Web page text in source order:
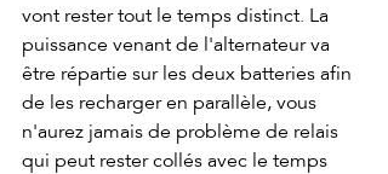
vont rester tout le temps distinct. La
puissance venant de l'alternateur va
être répartie sur les deux batteries afin
de les recharger en parallèle, vous
n'aurez jamais de problème de relais
qui peut rester collés avec le temps